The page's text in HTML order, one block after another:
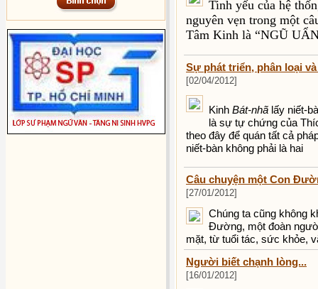
Tinh yếu của hệ
nguyên vẹn trong một
Tâm Kinh là “NGŨ
Sự phát triển, phân loại
[02/04/2012]
Kinh Bát-nhã lấy niết-
là sự tự chứng của
theo đây để quán tất cả
niết-bàn không phải là hai
Câu chuyện một Con
[27/01/2012]
Chúng ta cũng không
Đường, một đoàn
mặt, từ tuổi tác, sức khỏe,
Người biết chạnh lòng...
[16/01/2012]